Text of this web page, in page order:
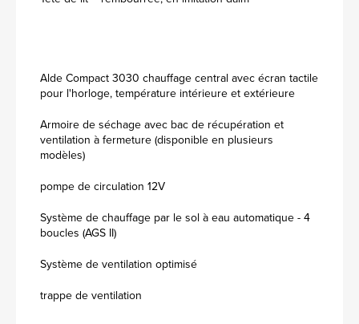
Alde Compact 3030 chauffage central avec écran tactile
pour l'horloge, température intérieure et extérieure
Armoire de séchage avec bac de récupération et
ventilation à fermeture (disponible en plusieurs
modèles)
pompe de circulation 12V
Système de chauffage par le sol à eau automatique - 4
boucles (AGS II)
Système de ventilation optimisé
trappe de ventilation